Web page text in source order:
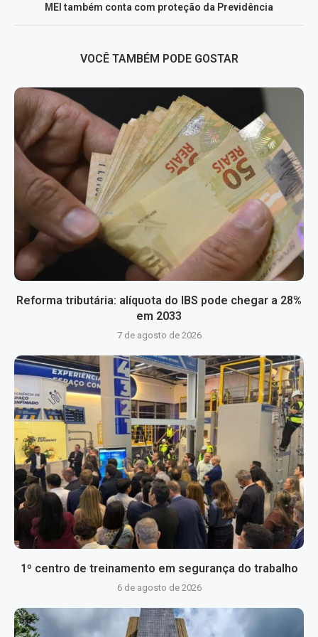
MEI também conta com proteção da Previdência
VOCÊ TAMBÉM PODE GOSTAR
Reforma tributária: alíquota do IBS pode chegar a 28%
em 2033
7 de agosto de 2026
1º centro de treinamento em segurança do trabalho
6 de agosto de 2026